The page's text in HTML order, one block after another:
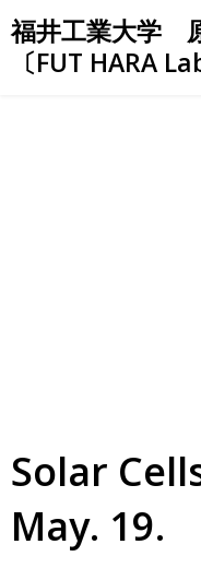
Skip
to
content
福井工業大学
〔FUT HARA
Solar
May. 19.